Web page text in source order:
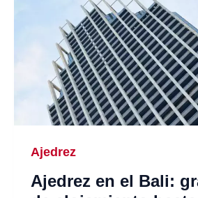
Ajedrez
Ajedrez en el Bali: